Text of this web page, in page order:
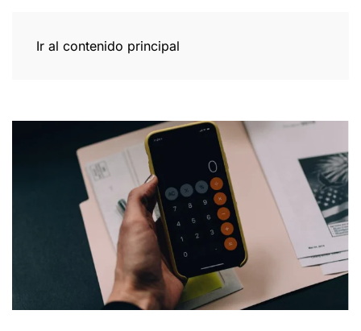
Ir al contenido principal